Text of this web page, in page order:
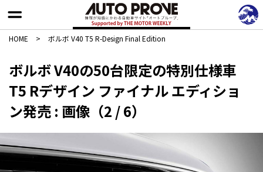
HOME > ボルボ V40 T5 R-Design Final Edition
ボルボ V40の50台限定の特別仕様車
T5 Rデザイン ファイナル エディショ
ン発売 : 画像（2 / 6）